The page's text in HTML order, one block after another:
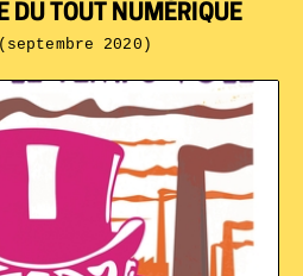
DU TOUT NUMÉRIQUE
2020)